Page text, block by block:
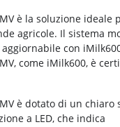
è la soluzione ideale
agricole. Il sistema
con
come iMilk600, è
è dotato di un chiaro
a LED, che indica